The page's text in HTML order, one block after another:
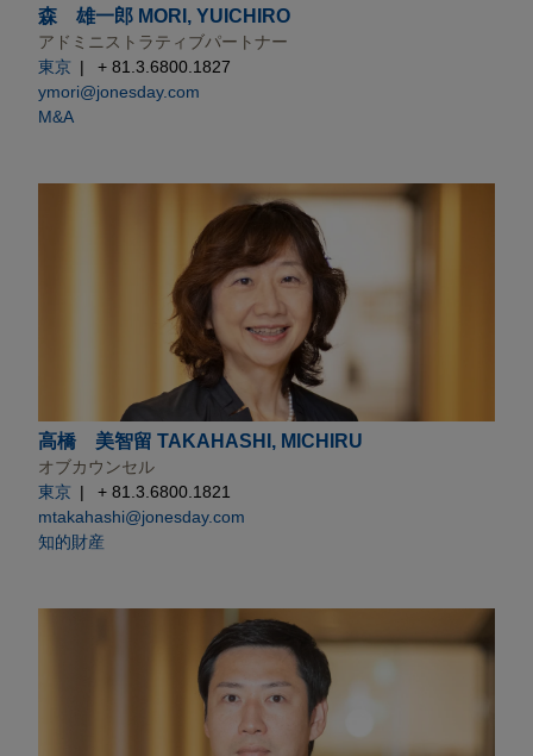
森 雄一郎 MORI, YUICHIRO
アドミニストラティブパートナー
東京
+ 81.3.6800.1827
ymori@jonesday.com
M&A
高橋 美智留 TAKAHASHI, MICHIRU
オブカウンセル
東京
+ 81.3.6800.1821
mtakahashi@jonesday.com
知的財産